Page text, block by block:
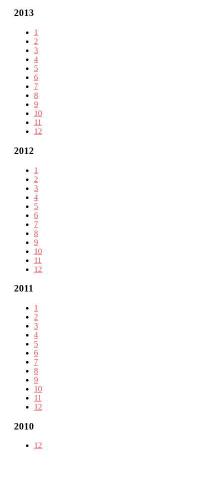
2013
1
2
3
4
5
6
7
8
9
10
11
12
2012
1
2
3
4
5
6
7
8
9
10
11
12
2011
1
2
3
4
5
6
7
8
9
10
11
12
2010
12